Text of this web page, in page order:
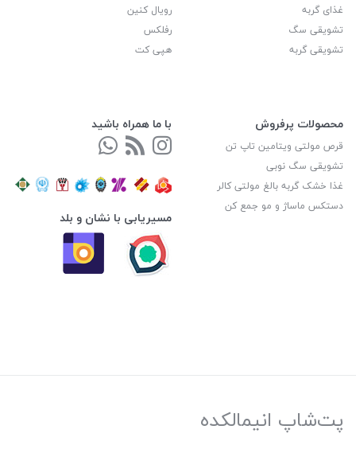
غذای گربه
تشویقی سگ
تشویقی گربه
رویال کنین
رفلکس
هپی کت
محصولات پرفروش
قرص مولتی ویتامین تاپ تن
تشویقی سگ نوبی
غذا خشک گربه بالغ مولتی کالر
دستکس ماساژ و مو جمع کن
با ما همراه باشید
مسیریابی با نشان و بلد
پت‌شاپ انیمالکده